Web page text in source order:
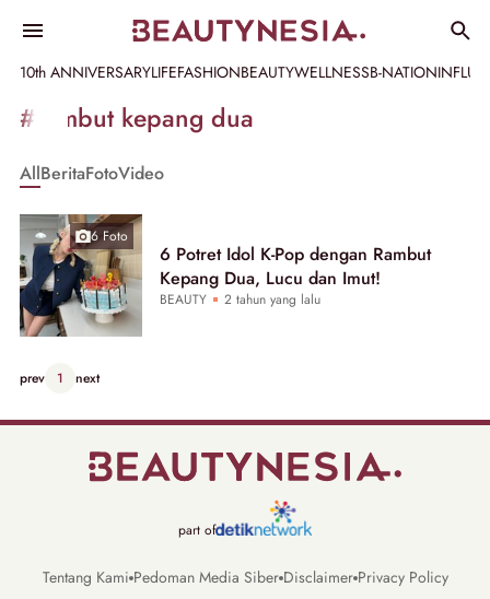
10th ANNIVERSARYLIFEFASHIONBEAUTYWELLNESSB-NATION
Informasi
[GET_DATA_TITLE]
Beautynesia
#rambut kepang dua
AllBeritaFotoVideo
6 Foto
6 Potret Idol K-Pop dengan Rambut
Kepang Dua, Lucu dan Imut!
BEAUTY 2 tahun yang lalu
prev 1 next
part of
Tentang Kami Pedoman Media Siber Disclaimer Privacy Policy